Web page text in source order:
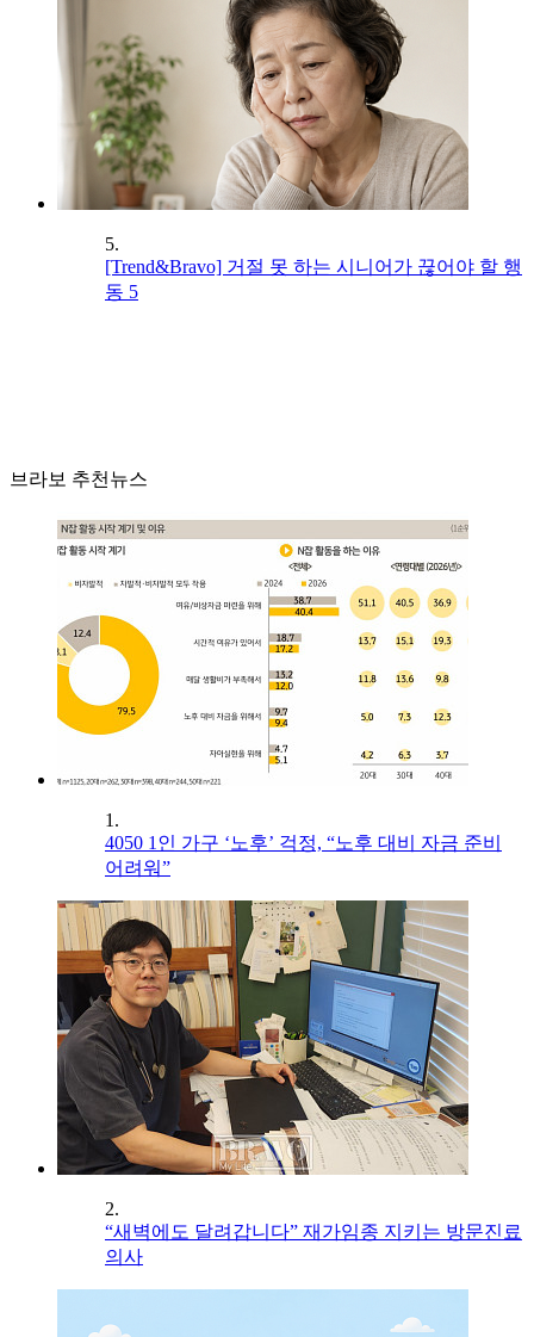
5.
[Trend&Bravo] 거절 못 하는 시니어가 끊어야 할 행
동 5
브라보 추천뉴스
1.
4050 1인 가구 ‘노후’ 걱정, “노후 대비 자금 준비
어려워”
2.
“새벽에도 달려갑니다” 재가임종 지키는 방문진료
의사